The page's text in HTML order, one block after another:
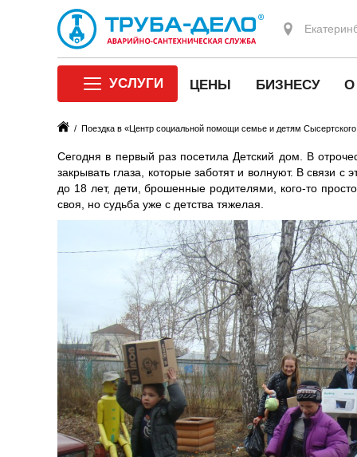
УСЛУГИ ЦЕНЫ БИЗНЕСУ
/ Поездка в «Центр социальной помощи семье и детям
Сегодня в первый раз посетила Детский дом. В
закрывать глаза, которые заботят и волнуют. В связи
до 18 лет, дети, брошенные родителями, кого-то
своя, но судьба уже с детства тяжелая.